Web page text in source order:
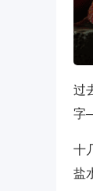
过
字
十
盐